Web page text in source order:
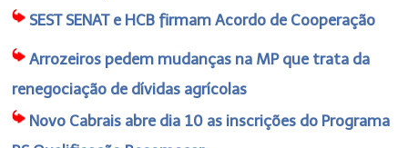
SEST SENAT e HCB firmam Acordo de Cooperação
Arrozeiros pedem mudanças na MP que trata da
renegociação de dívidas agrícolas
Novo Cabrais abre dia 10 as inscrições do Programa